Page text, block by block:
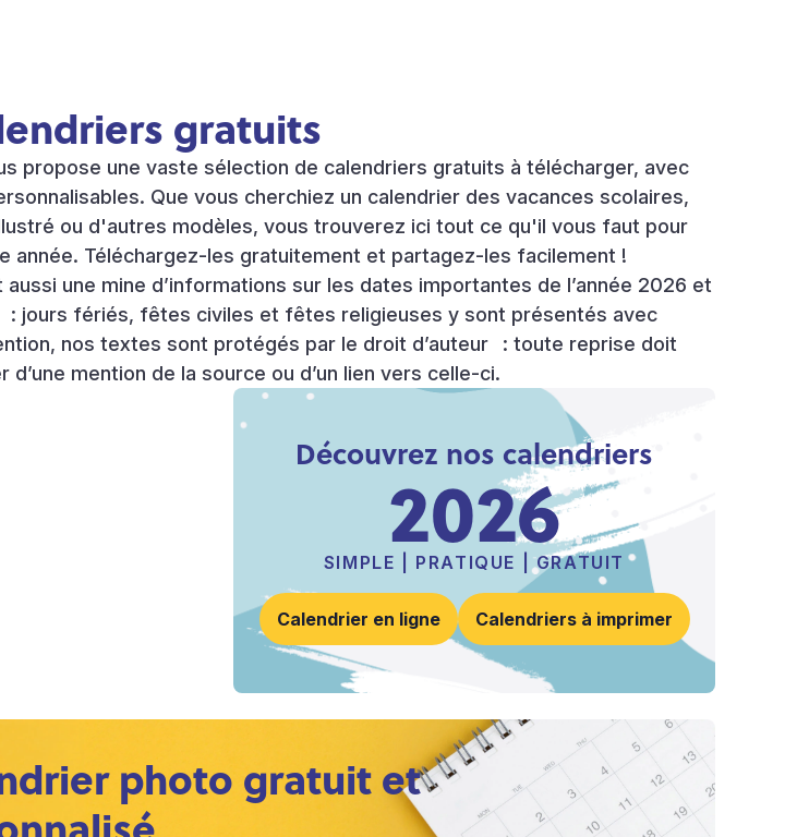
gratuits
propose une vaste sélection de calendriers gratuits à télécharger, avec
Que vous cherchiez un calendrier des vacances scolaires,
ou d'autres modèles, vous trouverez ici tout ce qu'il vous faut pour
année. Téléchargez-les gratuitement et partagez-les facilement !
aussi une mine d’informations sur les dates importantes de l’année 2026 et
: jours fériés, fêtes civiles et fêtes religieuses y sont présentés avec
nos textes sont protégés par le droit d’auteur
: toute reprise doit
d’une mention de la source ou d’un lien vers celle-ci.
Découvrez nos calendriers
2026
SIMPLE PRATIQUE GRATUIT
Calendrier en ligne Calendriers à imprimer
photo gratuit et